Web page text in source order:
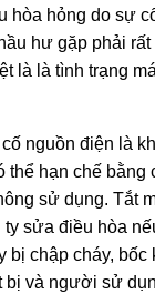
hòa hỏng do sự
hư gặp phải rất
là là tình trạng
nguồn điện là
thể hạn chế bằng
sử dụng. Tắt
sửa điều hòa
bị chập cháy, bốc
bị và người sử